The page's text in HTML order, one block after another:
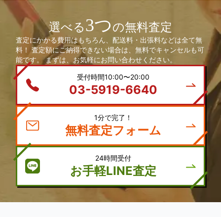
選べる3つの無料査定
査定にかかる費用はもちろん、配送料・出張料などは全て無
料！ 査定額にご納得できない場合は、無料でキャンセルも可
能です。 まずは、お気軽にお問い合わせください。
受付時間10:00〜20:00
03-5919-6640
1分で完了！
無料査定フォーム
24時間受付
お手軽LINE査定